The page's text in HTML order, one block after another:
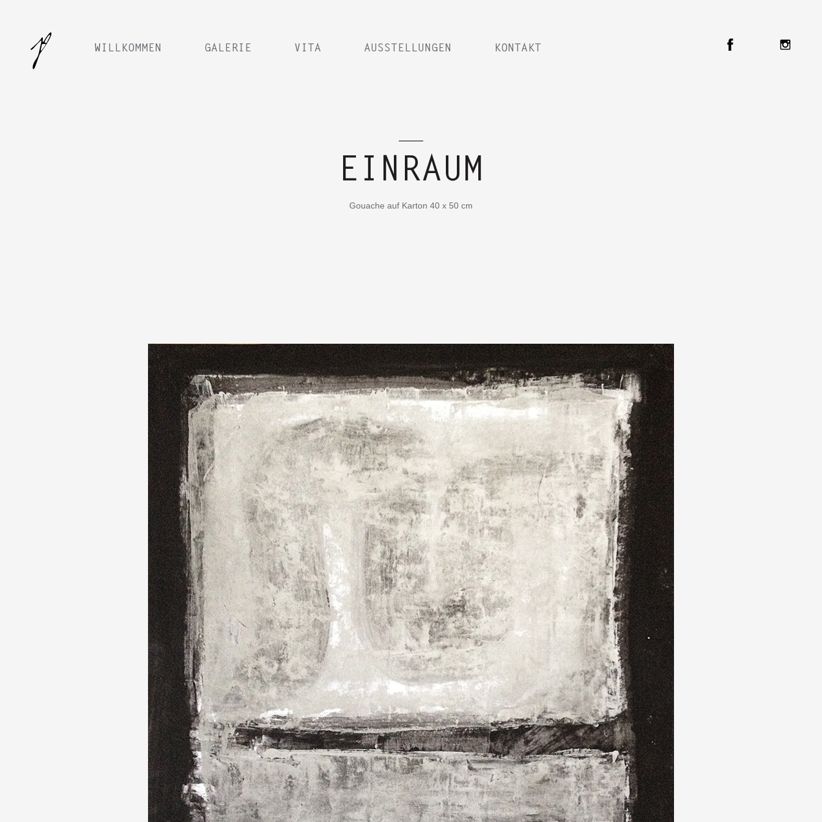
WILLKOMMEN GALERIE VITA AUSSTELLUNGEN KONTAKT
EINRAUM
Gouache auf Karton 40 x 50 cm